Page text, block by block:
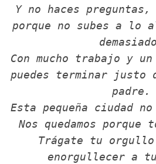
Y no haces
porque no subes a lo
Con mucho trabajo y
puedes terminar justo
padre.
Esta pequeña ciudad
Nos quedamos
Trágate tu
enorgullecer a